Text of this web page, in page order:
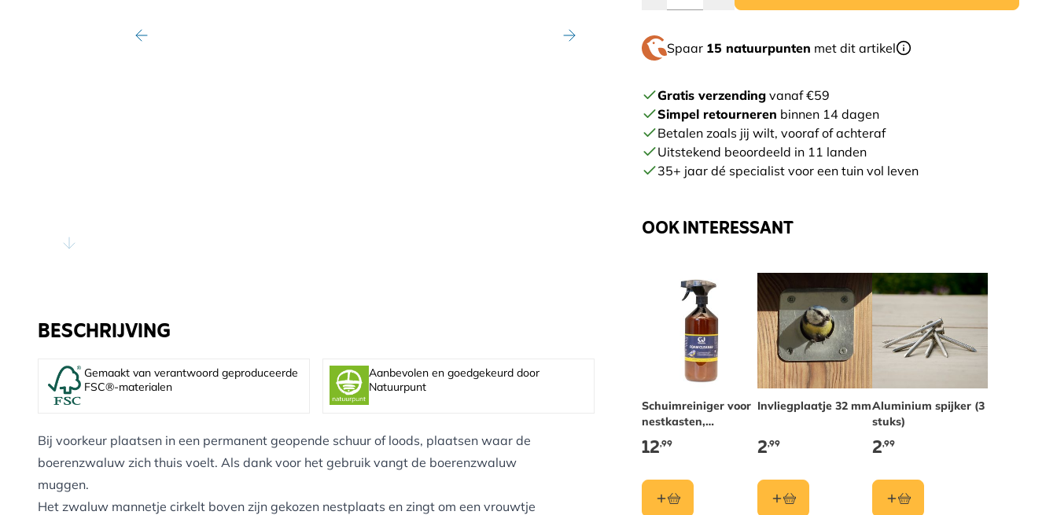
Spaar 15 natuurpunten met dit artikel
Gratis verzending vanaf €59
Simpel retourneren binnen 14 dagen
Betalen zoals jij wilt, vooraf of achteraf
Uitstekend beoordeeld in 11 landen
35+ jaar dé specialist voor een tuin vol leven
OOK INTERESSANT
Schuimreiniger voor
nestkasten,
vogelbaden en
voedersystemen
12,99
Invliegplaatje 32 mm
2,99
Aluminium spijker (3
stuks)
2,99
BESCHRIJVING
Gemaakt van verantwoord geproduceerde
FSC®-materialen
Aanbevolen en goedgekeurd door
Natuurpunt
Bij voorkeur plaatsen in een permanent geopende schuur of loods, plaatsen waar de
boerenzwaluw zich thuis voelt. Als dank voor het gebruik vangt de boerenzwaluw
muggen.
Het zwaluw mannetje cirkelt boven zijn gekozen nestplaats en zingt om een vrouwtje